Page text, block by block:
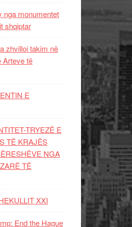
nga monumentet
shqiptar
zhvilloi takim në
Arteve të
E
TRYEZË E
TË KRAJËS
NGA
TË
XXI
End the Hague